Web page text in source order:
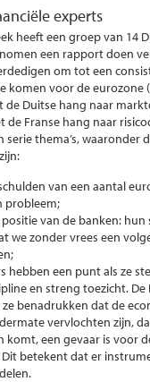
experts
heeft een groep van 14
een rapport doen
om tot een
komen voor de eurozone
Duitse hang naar
de Franse hang naar
serie thema’s, waaronder
van een aantal
probleem;
van de banken:
we zonder vrees een
hebben een punt als ze
en streng toezicht. De
benadrukken dat de
vervlochten zijn,
komt, een gevaar is voor
betekent dat er